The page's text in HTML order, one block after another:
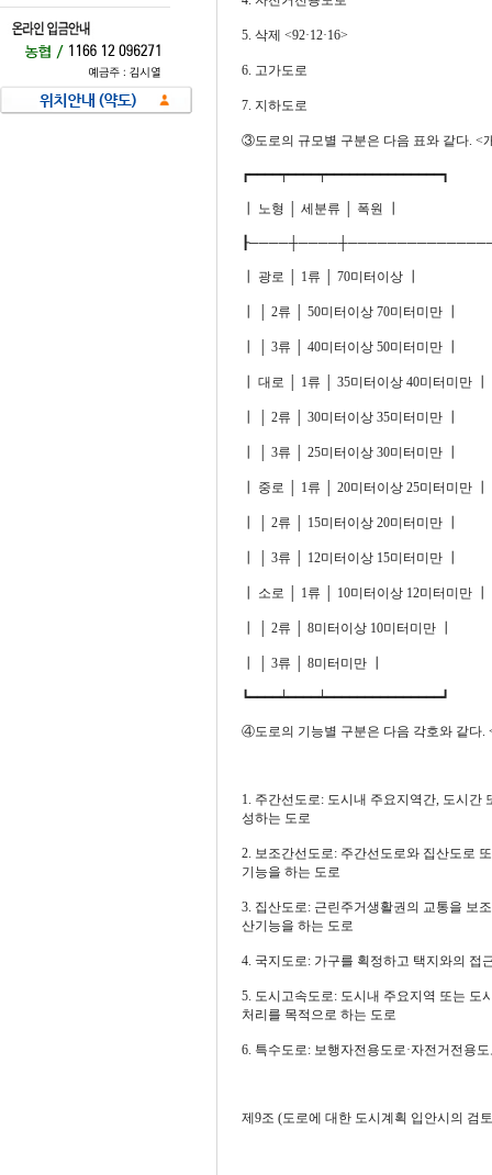
5. 삭제 <92·12·16>
6. 고가도로
7. 지하도로
③도로의 규모별 구분은 다음 표와 같다. <개
┏━━━━┯━━━━┯━━━━━━━━━━━━━━━┓
┃ 노형 │ 세분류 │ 폭원 ┃
┃ 광로 │ 1류 │ 70미터이상 ┃
┃ │ 2류 │ 50미터이상 70미터미만 ┃
┃ │ 3류 │ 40미터이상 50미터미만 ┃
┃ 대로 │ 1류 │ 35미터이상 40미터미만 ┃
┃ │ 2류 │ 30미터이상 35미터미만 ┃
┃ │ 3류 │ 25미터이상 30미터미만 ┃
┃ 중로 │ 1류 │ 20미터이상 25미터미만 ┃
┃ │ 2류 │ 15미터이상 20미터미만 ┃
┃ │ 3류 │ 12미터이상 15미터미만 ┃
┃ 소로 │ 1류 │ 10미터이상 12미터미만 ┃
┃ │ 2류 │ 8미터이상 10미터미만 ┃
┃ │ 3류 │ 8미터미만 ┃
┗━━━━┷━━━━┷━━━━━━━━━━━━━━━┛
④도로의 기능별 구분은 다음 각호와 같다. <
1. 주간선도로: 도시내 주요지역간, 도시간
성하는 도로
2. 보조간선도로: 주간선도로와 집산도로
기능을 하는 도로
3. 집산도로: 근린주거생활권의 교통을 보
산기능을 하는 도로
4. 국지도로: 가구를 획정하고 택지와의 접
5. 도시고속도로: 도시내 주요지역 또는 도
처리를 목적으로 하는 도로
6. 특수도로: 보행자전용도로·자전거전용
제9조 (도로에 대한 도시계획 입안시의 검